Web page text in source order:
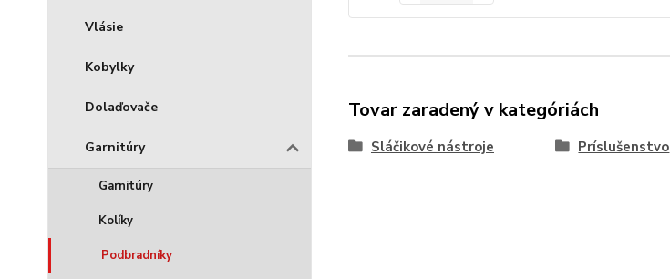
Vlásie
Kobylky
Dolaďovače
Garnitúry
Garnitúry
Kolíky
Podbradníky
Tovar zaradený v kategóriách
Sláčikové nástroje Príslušenstvo